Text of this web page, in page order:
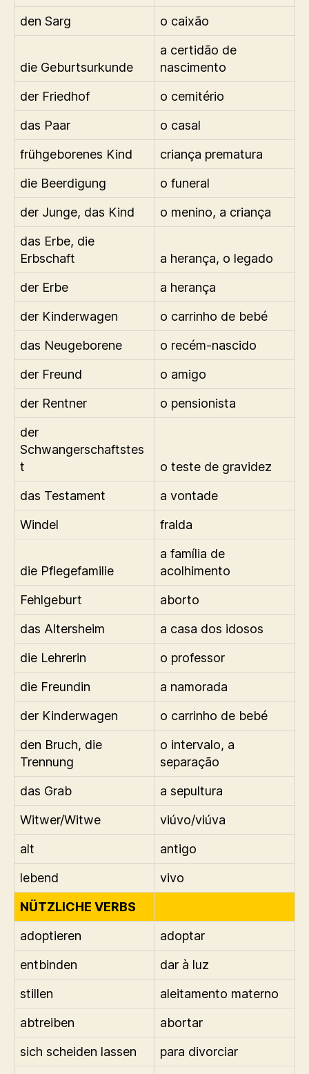
den Sarg
o caixão
die Geburtsurkunde
a certidão de
nascimento
der Friedhof
o cemitério
das Paar
o casal
frühgeborenes Kind
criança prematura
die Beerdigung
o funeral
der Junge, das Kind
o menino, a criança
das Erbe, die
Erbschaft
a herança, o legado
der Erbe
a herança
der Kinderwagen
o carrinho de bebé
das Neugeborene
o recém-nascido
der Freund
o amigo
der Rentner
o pensionista
der
Schwangerschaftstes
t
o teste de gravidez
das Testament
a vontade
Windel
fralda
die Pflegefamilie
a família de
acolhimento
Fehlgeburt
aborto
das Altersheim
a casa dos idosos
die Lehrerin
o professor
die Freundin
a namorada
der Kinderwagen
o carrinho de bebé
den Bruch, die
Trennung
o intervalo, a
separação
das Grab
a sepultura
Witwer/Witwe
viúvo/viúva
alt
antigo
lebend
vivo
NÜTZLICHE VERBS
adoptieren
adoptar
entbinden
dar à luz
stillen
aleitamento materno
abtreiben
abortar
sich scheiden lassen
para divorciar